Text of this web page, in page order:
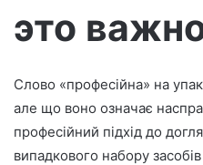
это
Слово «професійна» на
але що воно означає
професійний підхід до
випадкового набору